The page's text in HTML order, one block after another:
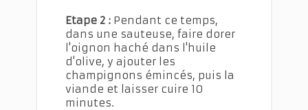
Etape 2 : Pendant ce temps,
dans une sauteuse, faire dorer
l'oignon haché dans l'huile
d'olive, y ajouter les
champignons émincés, puis la
viande et laisser cuire 10
minutes.